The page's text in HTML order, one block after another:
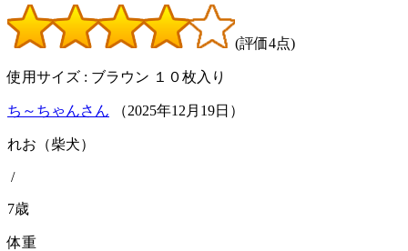
(評価4点)
使用サイズ : ブラウン １０枚入り
ち～ちゃんさん （2025年12 月 19日）
れお（柴犬）
/
7歳
体重